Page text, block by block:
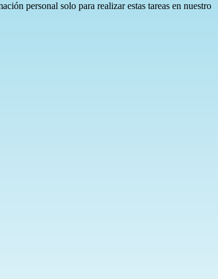
personal solo para realizar estas tareas en nuestro